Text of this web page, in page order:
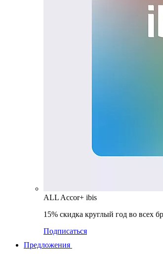
ALL Accor+ ibis
15% скидка круглый год во всех
Подписаться
Предложения